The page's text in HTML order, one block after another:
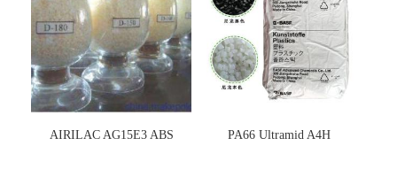
AIRILAC AG15E3 ABS PA66 Ultramid A4H